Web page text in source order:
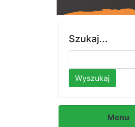
Szukaj...
Wyszukaj
Menu